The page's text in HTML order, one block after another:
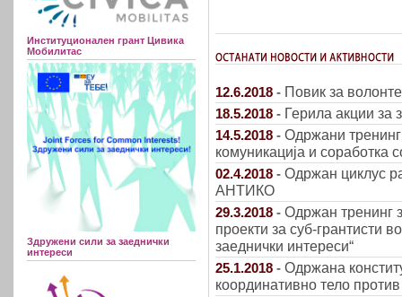
Институционален грант Цивика
Мобилитас
Здружени сили за заеднички
интереси
12.6.2018 - Повик за
18.5.2018 - Герила акции за
14.5.2018 - Одржани
комуникација и соработка
02.4.2018 - Одржан циклус
АНТИКО
29.3.2018 - Одржан тренинг
проекти за суб-грантисти
заеднички интереси“
25.1.2018 - Одржана
координативно тело